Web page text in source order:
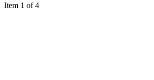
Item 1 of 4